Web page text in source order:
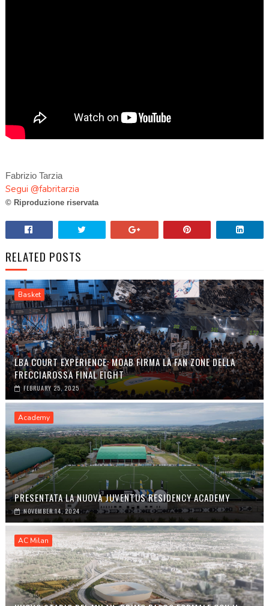
Fabrizio Tarzia
Segui @fabritarzia
© Riproduzione riservata
RELATED POSTS
Basket
LBA COURT EXPERIENCE: MOAB FIRMA LA FAN ZONE DELLA
FRECCIAROSSA FINAL EIGHT
FEBRUARY 25, 2025
Academy
PRESENTATA LA NUOVA JUVENTUS RESIDENCY ACADEMY
NOVEMBER 14, 2024
AC Milan